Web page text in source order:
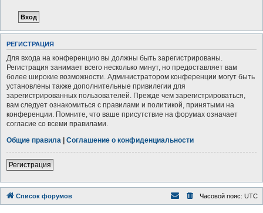
РЕГИСТРАЦИЯ
Для входа на конференцию вы должны быть зарегистрированы.
Регистрация занимает всего несколько минут, но предоставляет вам
более широкие возможности. Администратором конференции могут быть
установлены также дополнительные привилегии для
зарегистрированных пользователей. Прежде чем зарегистрироваться,
вам следует ознакомиться с правилами и политикой, принятыми на
конференции. Помните, что ваше присутствие на форумах означает
согласие со всеми правилами.
Общие правила | Соглашение о конфиденциальности
Регистрация
Список форумов Часовой пояс: UTC